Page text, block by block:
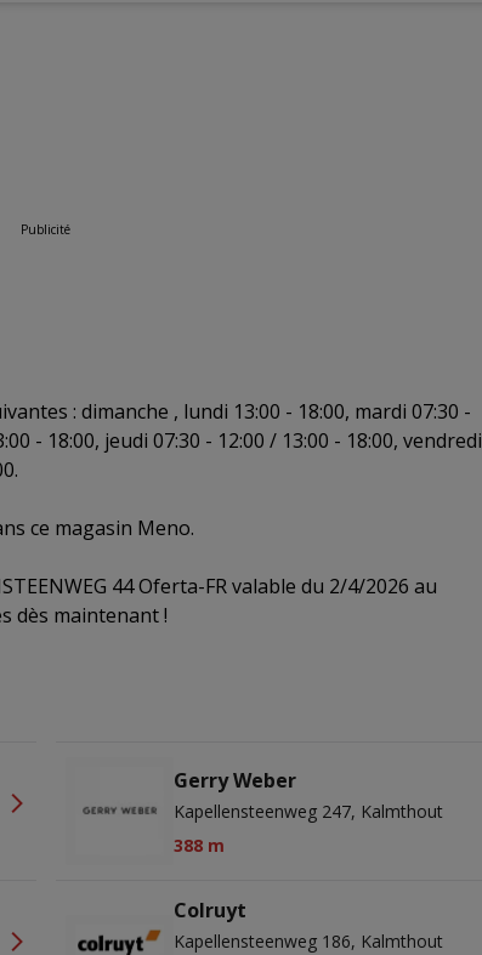
Publicité
: dimanche , lundi 13:00 - 18:00, mardi 07:30 -
- 18:00, jeudi 07:30 - 12:00 / 13:00 - 18:00, vendredi
ce magasin Meno.
44 Oferta-FR valable du 2/4/2026 au
dès maintenant !
Gerry Weber
Kapellensteenweg 247, Kalmthout
388 m
Colruyt
Kapellensteenweg 186, Kalmthout